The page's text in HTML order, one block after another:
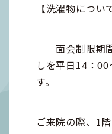
【洗濯物につい
□ 面会制限期
しを平日14：
す。
ご来院の際、1